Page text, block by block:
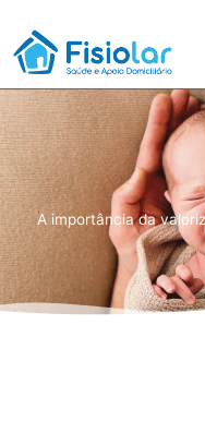
content
A importância da